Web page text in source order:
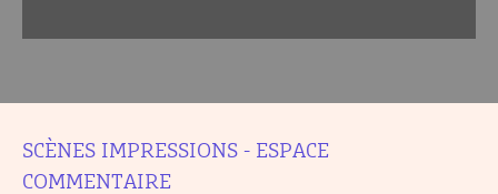
SCÈNES IMPRESSIONS - ESPACE
COMMENTAIRE